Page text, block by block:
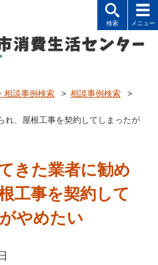
相談事例検索 > 相談事例検索
>
れ、屋根工事を契約してしまったが
きた業者に勧め
工事を契約して
やめたい